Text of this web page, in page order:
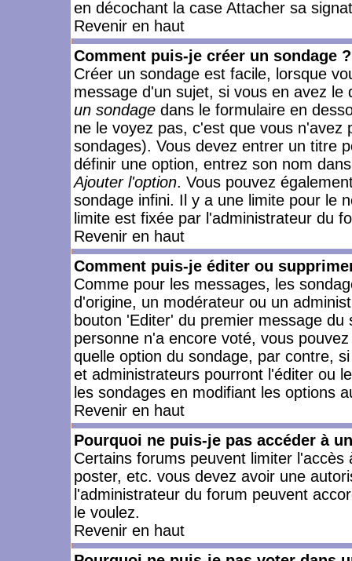
en décochant la case Attacher sa
Revenir en haut
Comment puis-je créer un sondage ?
Créer un sondage est facile, lorsque
message d'un sujet, si vous en avez
un sondage dans le formulaire en
ne le voyez pas, c'est que vous
sondages). Vous devez entrer un titre
définir une option, entrez son nom
Ajouter l'option. Vous pouvez
sondage infini. Il y a une limite pour le
limite est fixée par l'administrateur du
Revenir en haut
Comment puis-je éditer ou
Comme pour les messages, les
d'origine, un modérateur ou un
bouton 'Editer' du premier message
personne n'a encore voté, vous
quelle option du sondage, par contre,
et administrateurs pourront l'éditer ou
les sondages en modifiant les options
Revenir en haut
Pourquoi ne puis-je pas accéder à
Certains forums peuvent limiter
poster, etc. vous devez avoir une
l'administrateur du forum peuvent
le voulez.
Revenir en haut